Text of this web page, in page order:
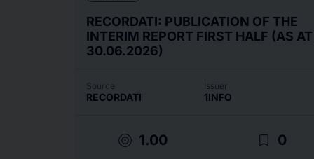
RECORDATI: PUBLICATION OF THE
INTERIM REPORT FIRST HALF (AS AT
30.06.2026)
Source
RECORDATI
Issuer
1INFO
target 1.00 bookmark_border 0